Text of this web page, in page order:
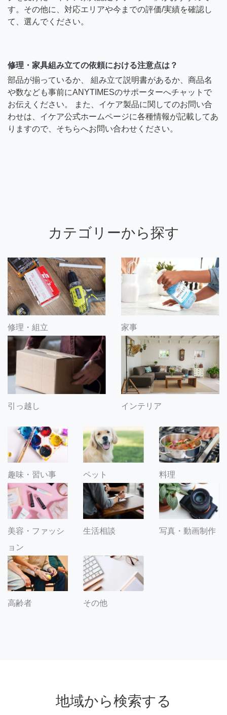
す。その他に、対応エリアや今までの評価/実績を確認し
て、選んでください。
修理・家具組み立ての依頼における注意点は？
部品が揃っているか、 組み立て説明書があるか、商品名
や数なども事前にANYTIMESのサポーターへチャットで
お伝えください。 また、イケア製品に関してのお問い合
わせは、イケア公式ホームページに各種情報が記載してあ
りますので、そちらへお問い合わせください。
カテゴリーから探す
修理・組立 家事
引っ越し インテリア
趣味・習い事 ペット 料理
美容・ファッシ
ョン
生活相談 写真・動画制作
高齢者 その他
地域から検索する